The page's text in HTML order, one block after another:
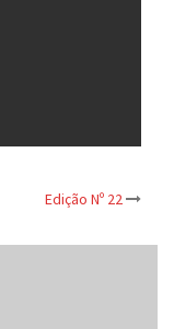
Edição Nº 22